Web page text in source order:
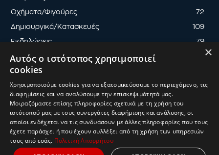
Οχήματα/Φιγούρες 72
Δημιουργικά/Κατασκευές 109
Εκδηλώσεις 79
ΟΡΟΙ ΧΡΗΣΗΣ ΠΟΛΙΤΙΚΗ ΑΠΟΡΡΗΤΟΥ
ΔΙΑΧΕΙΡΙΣΗ ΑΠΟΡΡΗΤΟΥ
© 2025 ToyMaster | Κατασκευή & Ανάπτυξη
×
Αυτός ο ιστότοπος χρησιμοποιεί
cookies
Χρησιμοποιούμε cookies για να εξατομικεύσουμε το περιεχόμενο, τις
διαφημίσεις και να αναλύσουμε την επισκεψιμότητά μας.
Μοιραζόμαστε επίσης πληροφορίες σχετικά με τη χρήση του
ιστότοπού μας με τους συνεργάτες διαφήμισης και ανάλυσης, οι
οποίοι ενδέχεται να τις συνδυάσουν με άλλες πληροφορίες που τους
έχετε παράσχει ή που έχουν συλλέξει από τη χρήση των υπηρεσιών
τους από εσάς. Πολιτική Απορρήτου